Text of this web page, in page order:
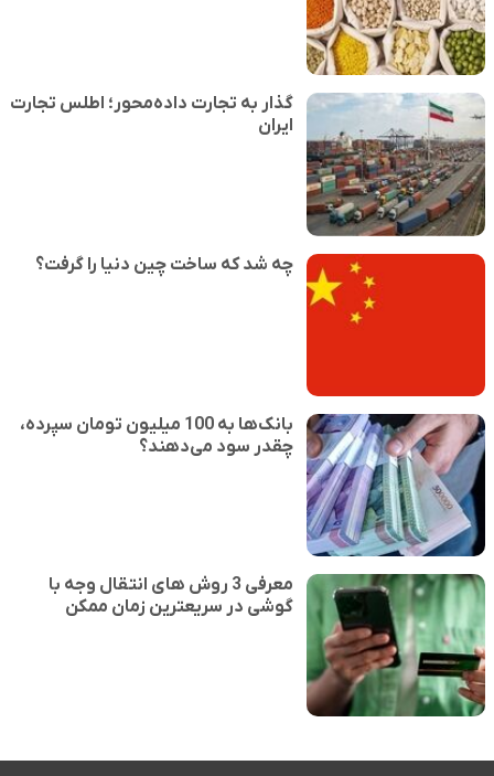
گذار به تجارت داده‌محور؛ اطلس تجارت
ایران
چه شد که ساخت چین دنیا را گرفت؟
بانک‌ها به 100 میلیون تومان سپرده،
چقدر سود می‌دهند؟
معرفی 3 روش های انتقال وجه با
گوشی در سریعترین زمان ممکن